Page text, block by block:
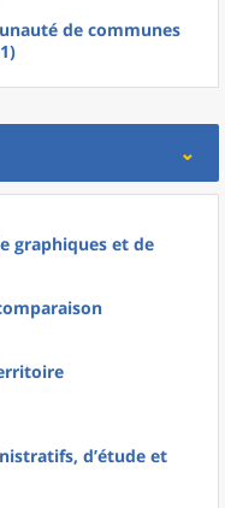
de communes
graphiques et de
d’étude et